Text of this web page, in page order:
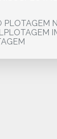
PLOTAGEM
PLOTAGEM